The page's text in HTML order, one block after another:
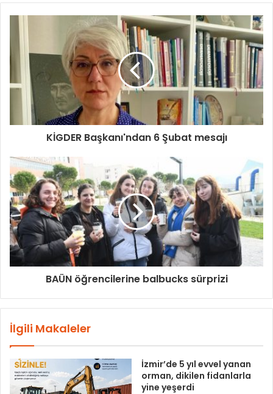
KİGDER Başkanı'ndan 6 Şubat mesajı
BAÜN öğrencilerine balbucks sürprizi
İlgili Makaleler
İzmir’de 5 yıl evvel yanan
orman, dikilen fidanlarla
yine yeşerdi